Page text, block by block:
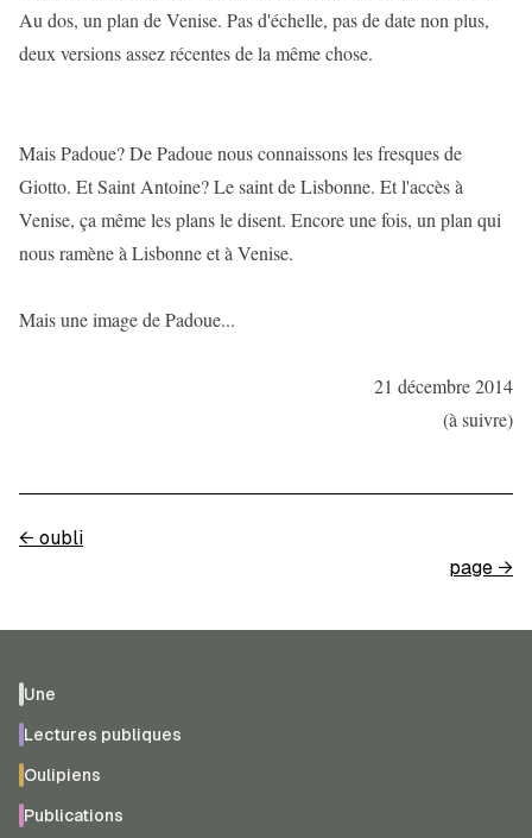
Au dos, un plan de Venise. Pas d'échelle, pas de date non plus,
deux versions assez récentes de la même chose.
Mais Padoue? De Padoue nous connaissons les fresques de
Giotto. Et Saint Antoine? Le saint de Lisbonne. Et l'accès à
Venise, ça même les plans le disent. Encore une fois, un plan qui
nous ramène à Lisbonne et à Venise.
Mais une image de Padoue...
21 décembre 2014
(à suivre)
← oubli
page →
Une
Lectures publiques
Oulipiens
Publications